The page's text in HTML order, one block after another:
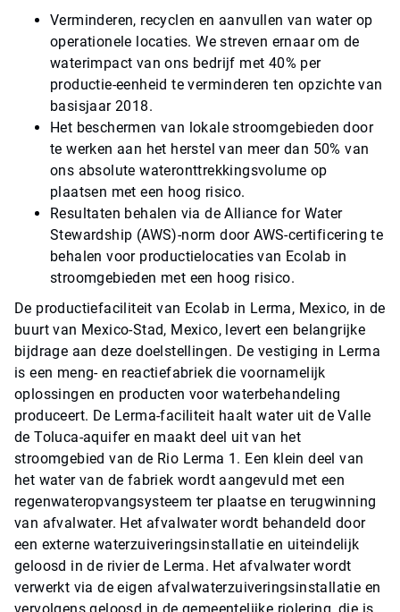
Verminderen, recyclen en aanvullen van water op
operationele locaties. We streven ernaar om de
waterimpact van ons bedrijf met 40% per
productie-eenheid te verminderen ten opzichte van
basisjaar 2018.
Het beschermen van lokale stroomgebieden door
te werken aan het herstel van meer dan 50% van
ons absolute wateronttrekkingsvolume op
plaatsen met een hoog risico.
Resultaten behalen via de Alliance for Water
Stewardship (AWS)-norm door AWS-certificering te
behalen voor productielocaties van Ecolab in
stroomgebieden met een hoog risico.
De productiefaciliteit van Ecolab in Lerma, Mexico, in de
buurt van Mexico-Stad, Mexico, levert een belangrijke
bijdrage aan deze doelstellingen. De vestiging in Lerma
is een meng- en reactiefabriek die voornamelijk
oplossingen en producten voor waterbehandeling
produceert. De Lerma-faciliteit haalt water uit de Valle
de Toluca-aquifer en maakt deel uit van het
stroomgebied van de Rio Lerma 1. Een klein deel van
het water van de fabriek wordt aangevuld met een
regenwateropvangsysteem ter plaatse en terugwinning
van afvalwater. Het afvalwater wordt behandeld door
een externe waterzuiveringsinstallatie en uiteindelijk
geloosd in de rivier de Lerma. Het afvalwater wordt
verwerkt via de eigen afvalwaterzuiveringsinstallatie en